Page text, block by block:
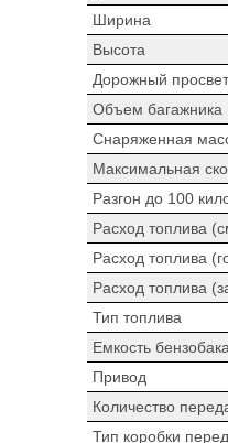
Ширина
Высота
Дорожный просвет
Объем багажника
Снаряженная
Максимальная
Разгон до 100
Расход топлива
Расход топлива
Расход топлива
Тип топлива
Емкость
Привод
Количество
Тип коробки